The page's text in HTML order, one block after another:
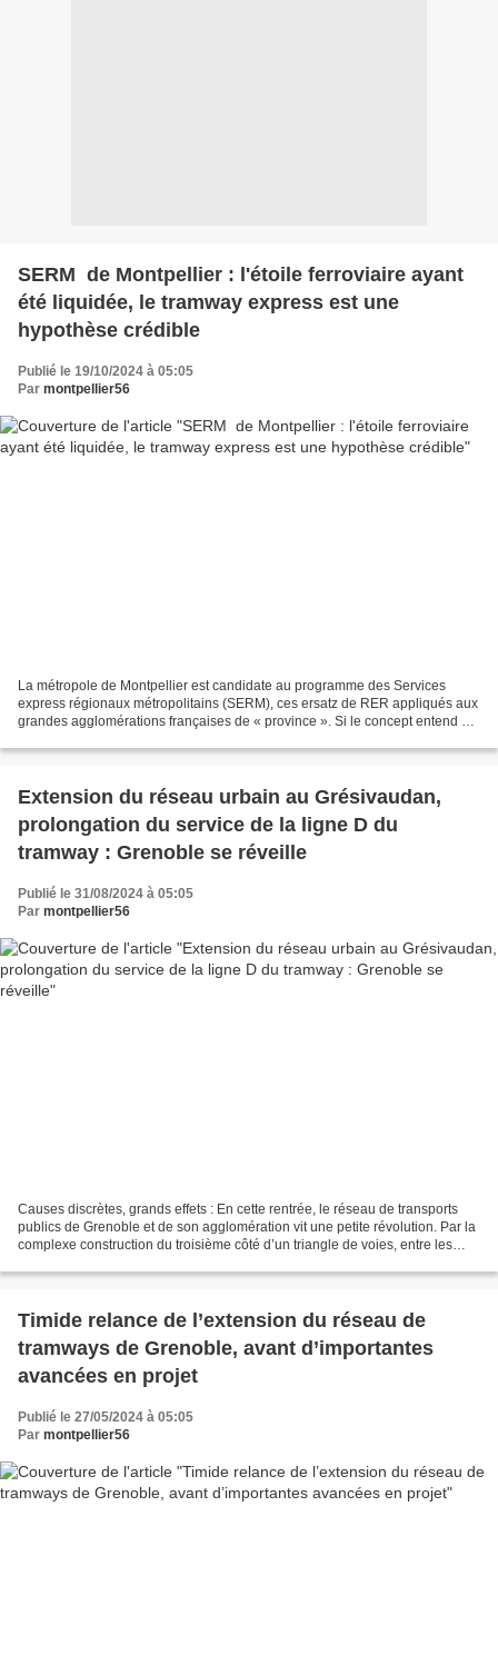
SERM de Montpellier : l'étoile ferroviaire ayant
été liquidée, le tramway express est une
hypothèse crédible
Publié le 19/10/2024 à 05:05
Par montpellier56
La métropole de Montpellier est candidate au programme des Services
express régionaux métropolitains (SERM), ces ersatz de RER appliqués aux
grandes agglomérations françaises de « province ». Si le concept entend se
Extension du réseau urbain au Grésivaudan,
prolongation du service de la ligne D du
tramway : Grenoble se réveille
Publié le 31/08/2024 à 05:05
Par montpellier56
Causes discrètes, grands effets : En cette rentrée, le réseau de transports
publics de Grenoble et de son agglomération vit une petite révolution. Par la
complexe construction du troisième côté d’un triangle de voies, entre les
Timide relance de l’extension du réseau de
tramways de Grenoble, avant d’importantes
avancées en projet
Publié le 27/05/2024 à 05:05
Par montpellier56